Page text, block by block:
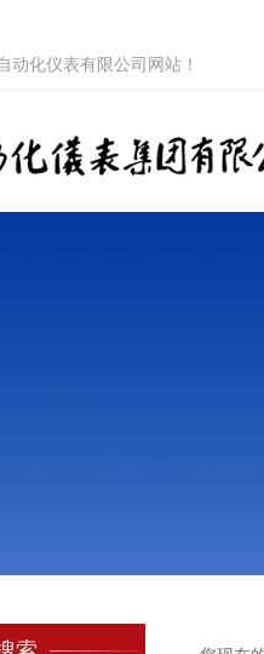
动化仪表有限公司网站！